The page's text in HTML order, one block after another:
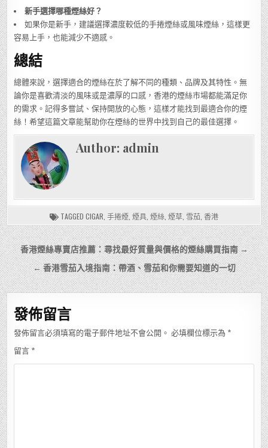
新手選擇哪種煙絲好？
如果你是新手，建議選擇濃度較低的手捲煙絲或風味煙絲，這樣更
容易上手，也能減少不適感。
總結
總體來說，選擇適合的煙絲在於了解不同的種類、品牌及其特性。無
論你是喜歡清淡的風味或是濃厚的口感，香港的煙絲市場都能滿足你
的需求。記得多嘗試、保持開放的心態，這樣才能找到最適合你的煙
絲！希望這篇文章能幫助你在煙絲的世界中找到自己的最佳選擇。
Author: admin
TAGGED CIGAR 手捲煙 煙具 煙絲 煙草 雪茄 香港
文
章
導
覽
香港煙絲專賣店推薦：尋找最好質量與價格的煙絲購買指南 →
← 香港雪茄入境指南：帶酒、雪茄和你需要知道的一切
發佈留言
發佈留言必須填寫的電子郵件地址不會公開。 必填欄位標示為 *
留言 *